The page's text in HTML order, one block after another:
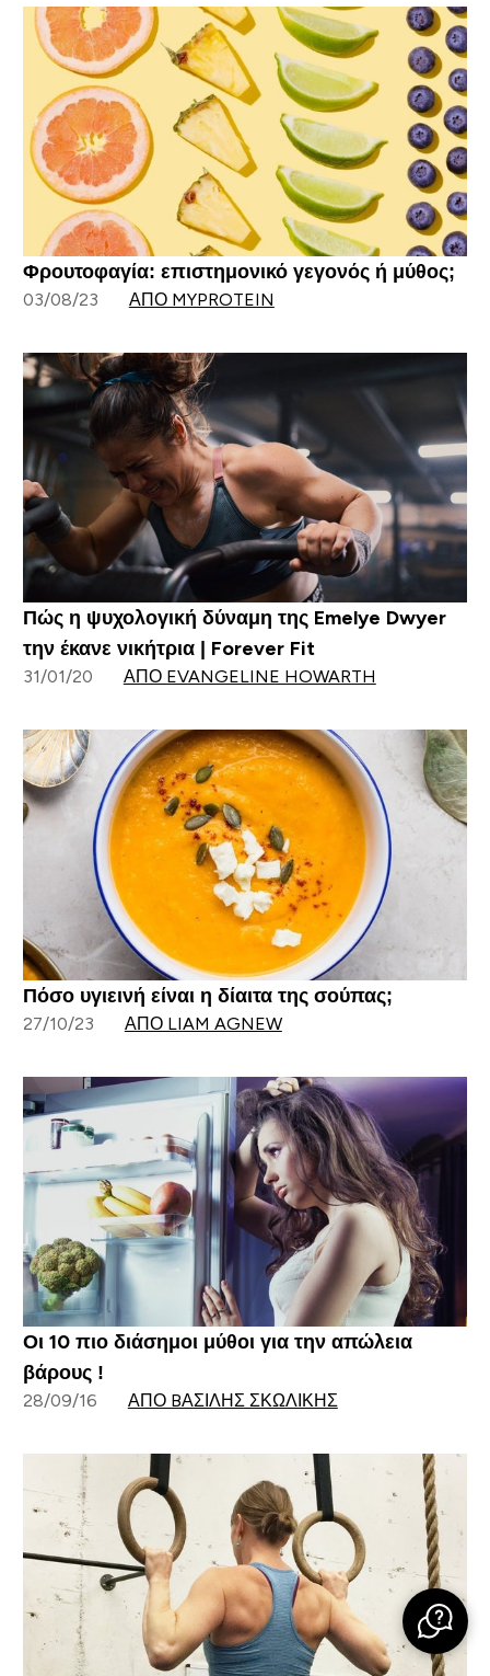
Φρουτοφαγία: επιστημονικό γεγονός ή μύθος;
03/08/23 ΑΠΌ MYPROTEIN
Πώς η ψυχολογική δύναμη της Emelye Dwyer
την έκανε νικήτρια | Forever Fit
31/01/20 ΑΠΌ EVANGELINE HOWARTH
Πόσο υγιεινή είναι η δίαιτα της σούπας;
27/10/23 ΑΠΌ LIAM AGNEW
Οι 10 πιο διάσημοι μύθοι για την απώλεια
βάρους !
28/09/16 ΑΠΌ BΑΣΊΛΗΣ ΣΚΩΛΊΚΗΣ